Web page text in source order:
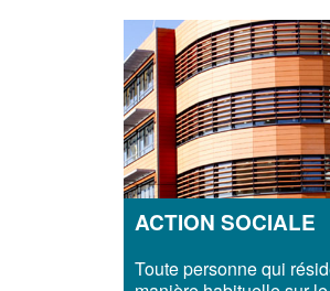
ACTION SOCIALE
Toute personne qui